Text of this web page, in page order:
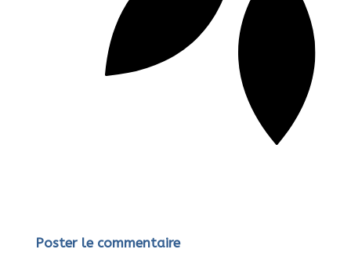
Poster le commentaire